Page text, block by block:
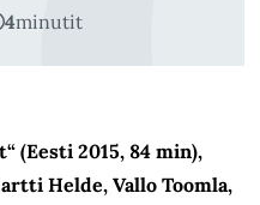
4minutit
(Eesti 2015, 84 min),
Helde, Vallo Toomla,